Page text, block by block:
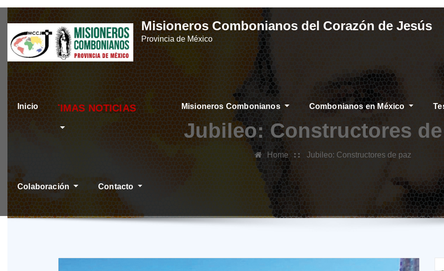
Skip
content
Misioneros Combonianos del Corazón de Jesús
Provincia de México
InicioNOTICIAS Misioneros Combonianos Combonianos en México
Colaboración Contacto
Jubileo: Constructores
Home Jubileo: Constructores de paz